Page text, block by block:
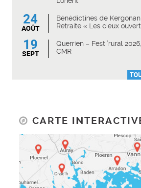
24
AOÛT
Bénédictines de
Retraite « Les cieux
19
SEPT
Querrien – Festi’rural
CMR
CARTE